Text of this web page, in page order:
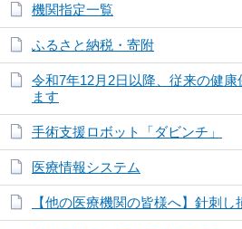
機関指定一覧
ふるさと納税・寄附
令和7年12月2日以降、従来の健
ます
手術支援ロボット「ダビンチ」
医療情報システム
【他の医療機関の皆様へ】針刺